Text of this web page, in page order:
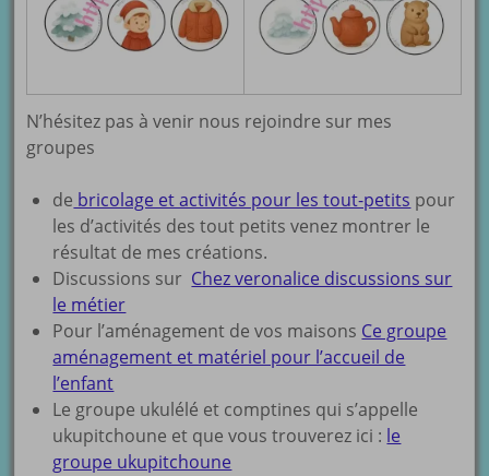
N’hésitez pas à venir nous rejoindre sur mes
groupes
de bricolage et activités pour les tout-petits pour
les d’activités des tout petits venez montrer le
résultat de mes créations.
Discussions sur Chez veronalice discussions sur
le métier
Pour l’aménagement de vos maisons Ce groupe
aménagement et matériel pour l’accueil de
l’enfant
Le groupe ukulélé et comptines qui s’appelle
ukupitchoune et que vous trouverez ici : le
groupe ukupitchoune